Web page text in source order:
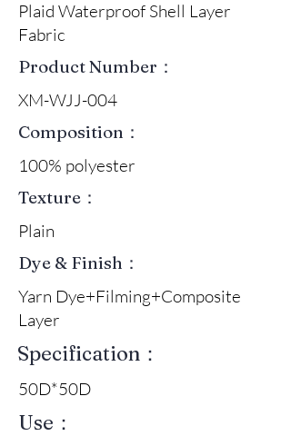
Plaid Waterproof Shell Layer
Fabric
Product Number：
XM-WJJ-004
Composition：
100% polyester
Texture：
Plain
Dye & Finish：
Yarn Dye+Filming+Composite
Layer
Specification：
50D*50D
Use：